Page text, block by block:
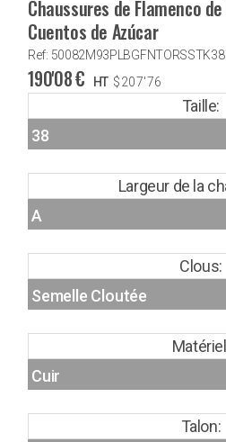
Chaussures de Flamenco
Cuentos de Azúcar
Ref: 50082M93PLBGFNTORSSTK38
190'08€ HT $207'76
Taille:
Largeur de la
Clous:
Talon: